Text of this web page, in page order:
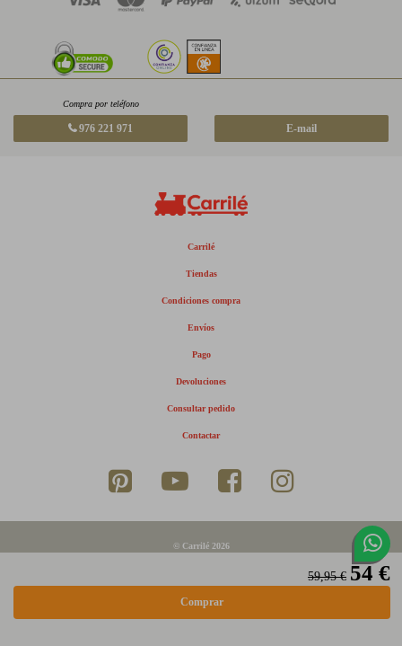
59,95 € 54 €
Compra por teléfono
976 221 971 E-mail
Carrilé
Tiendas
Condiciones compra
Envíos
Pago
Devoluciones
Consultar pedido
Contactar
© Carrilé 2026
Política de privacidad
Política de cookies